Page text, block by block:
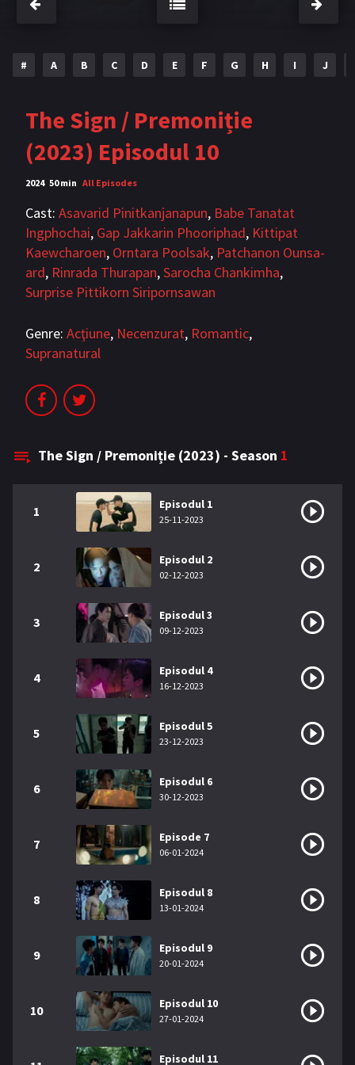
BLOG
Articole Cărți traduse
Muzică
RECOMANDĂRI PROIECTE
ALĂTURĂ-TE
Înregistrează-te Autentificare
Contul meu Ieși
# A B C D E F G H I J
The Sign / Premoniție
(2023) Episodul 10
2024 50 min All Episodes
Cast: Asavarid Pinitkanjanapun, Babe Tanatat
Ingphochai, Gap Jakkarin Phooriphad, Kittipat
Kaewcharoen, Orntara Poolsak, Patchanon Ounsa-
ard, Rinrada Thurapan,Sarocha Chankimha,
Surprise Pittikorn Siripornsawan
Genre: Acţiune, Necenzurat, Romantic,
Supranatural
The Sign / Premoniție (2023) - Season 1
1 Episodul 1
25-11-2023
2 Episodul 2
02-12-2023
3 Episodul 3
09-12-2023
4 Episodul 4
16-12-2023
5 Episodul 5
23-12-2023
6 Episodul 6
30-12-2023
7 Episode 7
06-01-2024
8 Episodul 8
13-01-2024
9 Episodul 9
20-01-2024
10 Episodul 10
27-01-2024
Episodul 11